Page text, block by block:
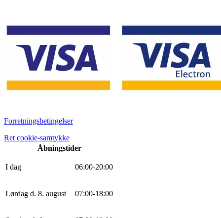
Forretningsbetingelser
Ret cookie-samtykke
Åbningstider
I dag 06:00-20:00
Lørdag d. 8. august 07:00-18:00